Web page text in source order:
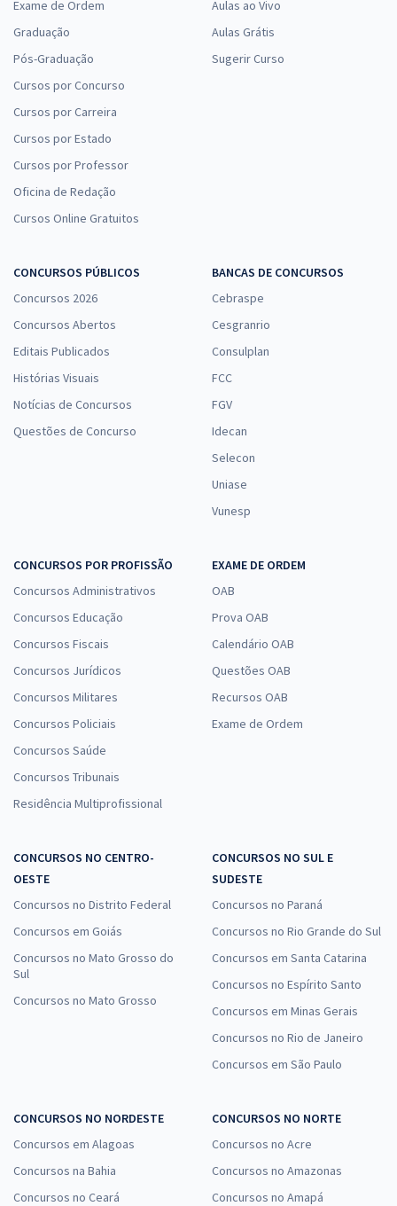
Exame de Ordem
Graduação
Pós-Graduação
Cursos por Concurso
Cursos por Carreira
Cursos por Estado
Cursos por Professor
Oficina de Redação
Cursos Online Gratuitos
Aulas ao Vivo
Aulas Grátis
Sugerir Curso
CONCURSOS PÚBLICOS
Concursos 2026
Concursos Abertos
Editais Publicados
Histórias Visuais
Notícias de Concursos
Questões de Concurso
BANCAS DE CONCURSOS
Cebraspe
Cesgranrio
Consulplan
FCC
FGV
Idecan
Selecon
Uniase
Vunesp
CONCURSOS POR PROFISSÃO
Concursos Administrativos
Concursos Educação
Concursos Fiscais
Concursos Jurídicos
Concursos Militares
Concursos Policiais
Concursos Saúde
Concursos Tribunais
Residência Multiprofissional
EXAME DE ORDEM
OAB
Prova OAB
Calendário OAB
Questões OAB
Recursos OAB
Exame de Ordem
CONCURSOS NO CENTRO-
OESTE
Concursos no Distrito Federal
Concursos em Goiás
Concursos no Mato Grosso do
Sul
Concursos no Mato Grosso
CONCURSOS NO SUL E
SUDESTE
Concursos no Paraná
Concursos no Rio Grande do Sul
Concursos em Santa Catarina
Concursos no Espírito Santo
Concursos em Minas Gerais
Concursos no Rio de Janeiro
Concursos em São Paulo
CONCURSOS NO NORDESTE
Concursos em Alagoas
Concursos na Bahia
Concursos no Ceará
CONCURSOS NO NORTE
Concursos no Acre
Concursos no Amazonas
Concursos no Amapá